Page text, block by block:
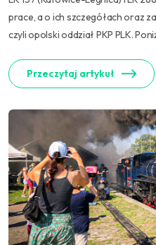
prace, a o ich szczegółach oraz
czyli opolski oddział PKP PLK.
Przeczytaj artykuł